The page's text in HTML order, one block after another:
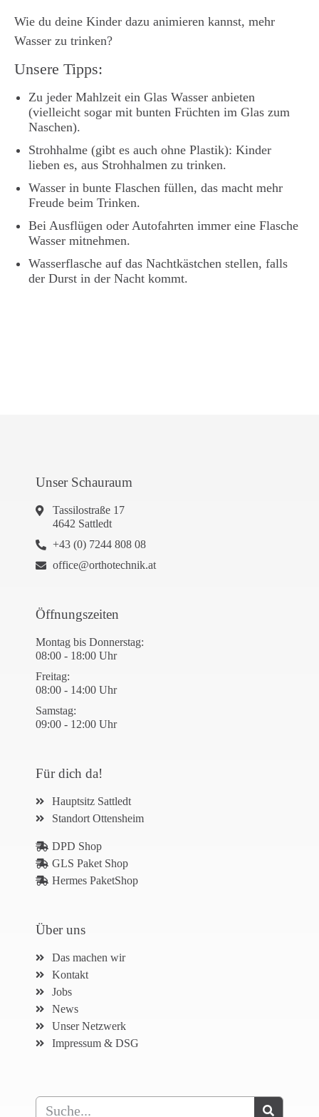
Wie du deine Kinder dazu animieren kannst, mehr
Wasser zu trinken?
Unsere Tipps:
Zu jeder Mahlzeit ein Glas Wasser anbieten
(vielleicht sogar mit bunten Früchten im Glas zum
Naschen).
Strohhalme (gibt es auch ohne Plastik): Kinder
lieben es, aus Strohhalmen zu trinken.
Wasser in bunte Flaschen füllen, das macht mehr
Freude beim Trinken.
Bei Ausflügen oder Autofahrten immer eine Flasche
Wasser mitnehmen.
Wasserflasche auf das Nachtkästchen stellen, falls
der Durst in der Nacht kommt.
Unser Schauraum
Tassilostraße 17
4642 Sattledt
+43 (0) 7244 808 08
office@orthotechnik.at
Öffnungszeiten
Montag bis Donnerstag:
08:00 - 18:00 Uhr
Freitag:
08:00 - 14:00 Uhr
Samstag:
09:00 - 12:00 Uhr
Für dich da!
Hauptsitz Sattledt
Standort Ottensheim
DPD Shop
GLS Paket Shop
Hermes PaketShop
Über uns
Das machen wir
Kontakt
Jobs
News
Unser Netzwerk
Impressum & DSG